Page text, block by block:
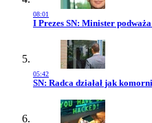
08:01
Przejdź do artykułu:
I Prezes SN: Minister
05:42
Przejdź do artykułu:
SN: Radca działał jak